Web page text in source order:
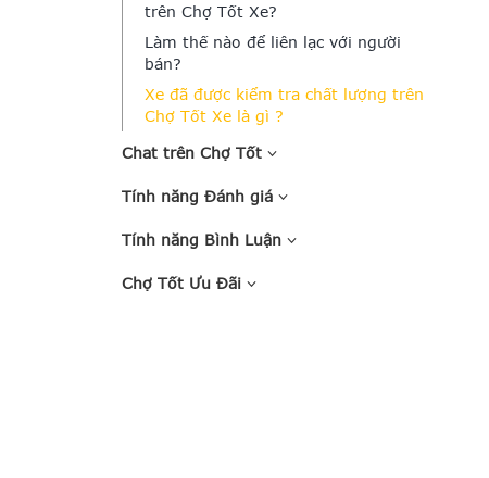
trên Chợ Tốt Xe?
Làm thế nào để liên lạc với người
bán?
Xe đã được kiểm tra chất lượng trên
Chợ Tốt Xe là gì ?
Chat trên Chợ Tốt
Tính năng Đánh giá
Tính năng Bình Luận
Chợ Tốt Ưu Đãi